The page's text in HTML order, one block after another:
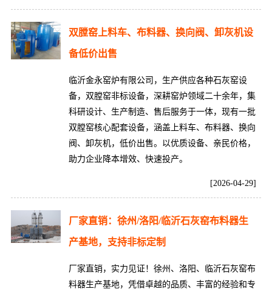
双膛窑上料车、布料器、换向阀、卸灰机设
备低价出售
临沂金永窑炉有限公司，生产供应各种石灰窑设
备，双膛窑非标设备，深耕窑炉领域二十余年，集
科研设计、生产制造、售后服务于一体，现有一批
双膛窑核心配套设备，涵盖上料车、布料器、换向
阀、卸灰机，低价出售。以优质设备、亲民价格，
助力企业降本增效、快速投产。
[2026-04-29]
厂家直销：徐州/洛阳/临沂石灰窑布料器生
产基地，支持非标定制
厂家直销，实力见证！徐州、洛阳、临沂石灰窑布
料器生产基地，凭借卓越的品质、丰富的经验和专